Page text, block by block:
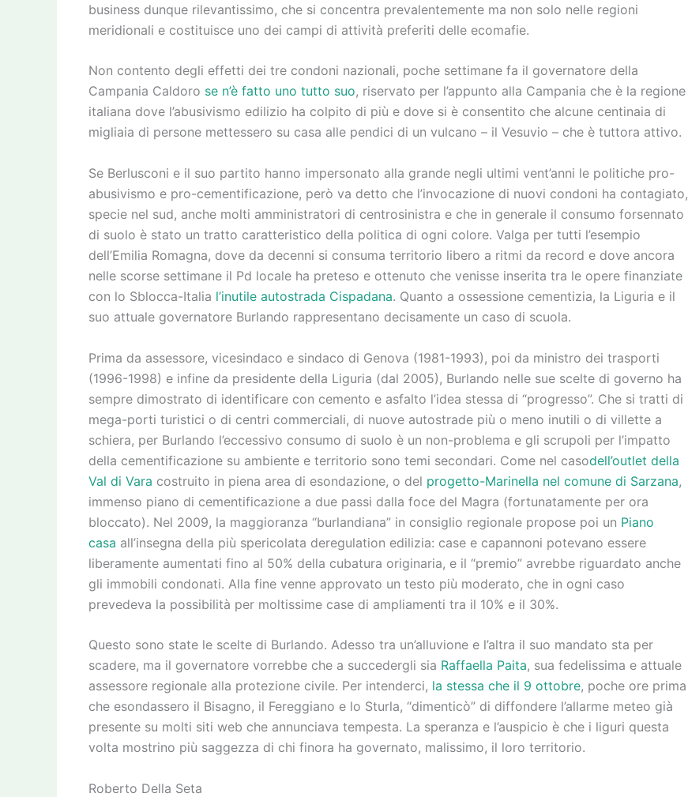
business dunque rilevantissimo, che si concentra prevalentemente ma non solo nelle regioni
meridionali e costituisce uno dei campi di attività preferiti delle ecomafie.
Non contento degli effetti dei tre condoni nazionali, poche settimane fa il governatore della
Campania Caldoro se n’è fatto uno tutto suo, riservato per l’appunto alla Campania che è la regione
italiana dove l’abusivismo edilizio ha colpito di più e dove si è consentito che alcune centinaia di
migliaia di persone mettessero su casa alle pendici di un vulcano – il Vesuvio – che è tuttora attivo.
Se Berlusconi e il suo partito hanno impersonato alla grande negli ultimi vent’anni le politiche pro-
abusivismo e pro-cementificazione, però va detto che l’invocazione di nuovi condoni ha contagiato,
specie nel sud, anche molti amministratori di centrosinistra e che in generale il consumo forsennato
di suolo è stato un tratto caratteristico della politica di ogni colore. Valga per tutti l’esempio
dell’Emilia Romagna, dove da decenni si consuma territorio libero a ritmi da record e dove ancora
nelle scorse settimane il Pd locale ha preteso e ottenuto che venisse inserita tra le opere finanziate
con lo Sblocca-Italia l’inutile autostrada Cispadana. Quanto a ossessione cementizia, la Liguria e il
suo attuale governatore Burlando rappresentano decisamente un caso di scuola.
Prima da assessore, vicesindaco e sindaco di Genova (1981-1993), poi da ministro dei trasporti
(1996-1998) e infine da presidente della Liguria (dal 2005), Burlando nelle sue scelte di governo ha
sempre dimostrato di identificare con cemento e asfalto l’idea stessa di “progresso”. Che si tratti di
mega-porti turistici o di centri commerciali, di nuove autostrade più o meno inutili o di villette a
schiera, per Burlando l’eccessivo consumo di suolo è un non-problema e gli scrupoli per l’impatto
della cementificazione su ambiente e territorio sono temi secondari. Come nel casodell’outlet della
Val di Vara costruito in piena area di esondazione, o del progetto-Marinella nel comune di Sarzana,
immenso piano di cementificazione a due passi dalla foce del Magra (fortunatamente per ora
bloccato). Nel 2009, la maggioranza “burlandiana” in consiglio regionale propose poi un Piano
casa all’insegna della più spericolata deregulation edilizia: case e capannoni potevano essere
liberamente aumentati fino al 50% della cubatura originaria, e il “premio” avrebbe riguardato anche
gli immobili condonati. Alla fine venne approvato un testo più moderato, che in ogni caso
prevedeva la possibilità per moltissime case di ampliamenti tra il 10% e il 30%.
Questo sono state le scelte di Burlando. Adesso tra un’alluvione e l’altra il suo mandato sta per
scadere, ma il governatore vorrebbe che a succedergli sia Raffaella Paita, sua fedelissima e attuale
assessore regionale alla protezione civile. Per intenderci, la stessa che il 9 ottobre, poche ore prima
che esondassero il Bisagno, il Fereggiano e lo Sturla, “dimenticò” di diffondere l’allarme meteo già
presente su molti siti web che annunciava tempesta. La speranza e l’auspicio è che i liguri questa
volta mostrino più saggezza di chi finora ha governato, malissimo, il loro territorio.
Roberto Della Seta